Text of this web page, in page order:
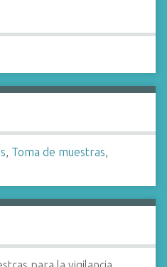
, Toma de muestras,